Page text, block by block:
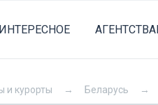
ИНТЕРЕСНОЕ
и курорты Беларусь